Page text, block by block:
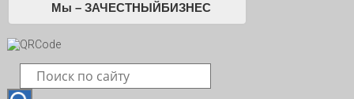
Мы – ЗАЧЕСТНЫЙБИЗНЕС